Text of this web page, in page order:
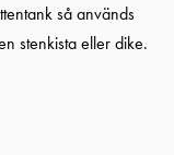
så används
stenkista eller dike.